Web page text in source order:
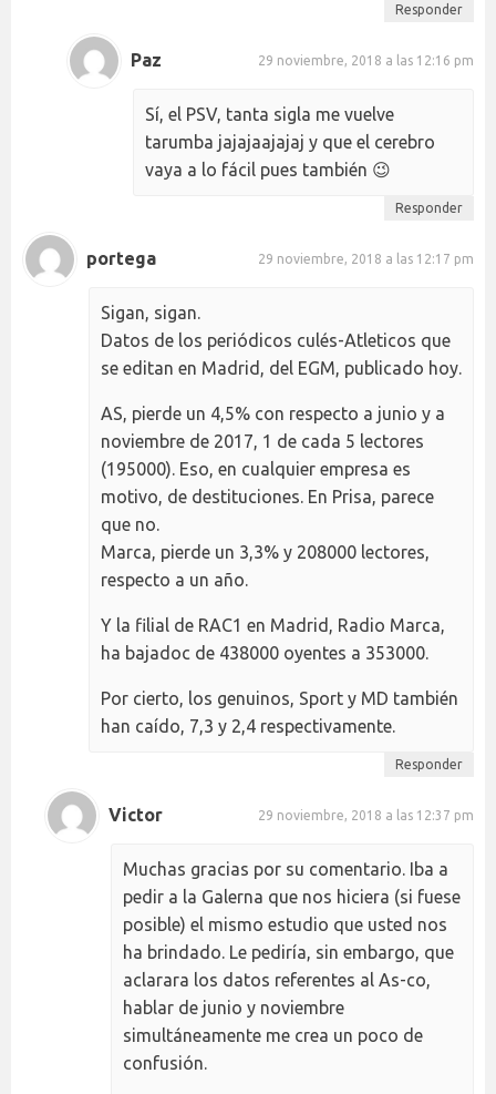
Responder
Paz 29 noviembre, 2018 a las 12:16 pm
Sí, el PSV, tanta sigla me vuelve
tarumba jajajaajajaj y que el cerebro
vaya a lo fácil pues también 😉
Responder
portega 29 noviembre, 2018 a las 12:17 pm
Sigan, sigan.
Datos de los periódicos culés-Atleticos que
se editan en Madrid, del EGM, publicado hoy.
AS, pierde un 4,5% con respecto a junio y a
noviembre de 2017, 1 de cada 5 lectores
(195000). Eso, en cualquier empresa es
motivo, de destituciones. En Prisa, parece
que no.
Marca, pierde un 3,3% y 208000 lectores,
respecto a un año.
Y la filial de RAC1 en Madrid, Radio Marca,
ha bajadoc de 438000 oyentes a 353000.
Por cierto, los genuinos, Sport y MD también
han caído, 7,3 y 2,4 respectivamente.
Responder
Victor 29 noviembre, 2018 a las 12:37 pm
Muchas gracias por su comentario. Iba a
pedir a la Galerna que nos hiciera (si fuese
posible) el mismo estudio que usted nos
ha brindado. Le pediría, sin embargo, que
aclarara los datos referentes al As-co,
hablar de junio y noviembre
simultáneamente me crea un poco de
confusión.